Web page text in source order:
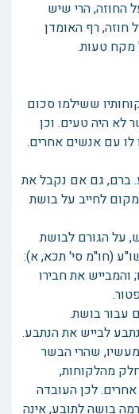
החוזה, הרי שיש
חוזה, רף האומדן
מקח טעות.
ששילמו סכום
לא היה טעים. וכן
לו עם אנשים אחרים.
ברם, גם אם נקבל את
מקום לחייב על בושת
על הגורם לבושת
(חו"מ סי' תכא, א):
והמבייש את חבירו
עבור בושת.
לבייש את הנתבע.
שהרי הבשר
מהלקוחות,
אחרים. לכן העובדה
בושה לתובע, אינה